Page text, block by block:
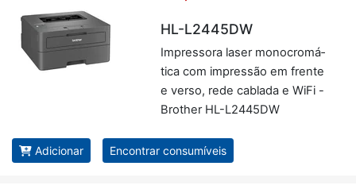
HL-L2445DW
Im­pres­sora laser mo­no­cro­má­
tica com im­pressão em frente
e verso, rede ca­blada e WiFi -
Brother HL-L2445DW
Adicionar Encontrar consumíveis